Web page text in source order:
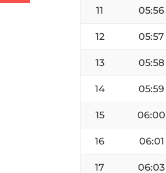
11 05:56
12 05:57
13 05:58
14 05:59
15 06:00
16 06:01
17 06:03